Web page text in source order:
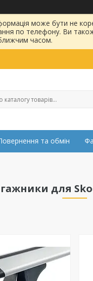
може бути не
по телефону. Ви
часом.
та обмін
для